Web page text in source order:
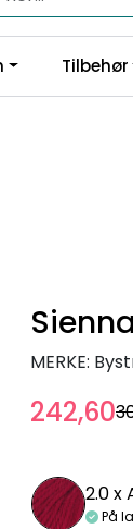
kr 1200,-
Tilbehør
MERKE:
242,60
2.0 x
På